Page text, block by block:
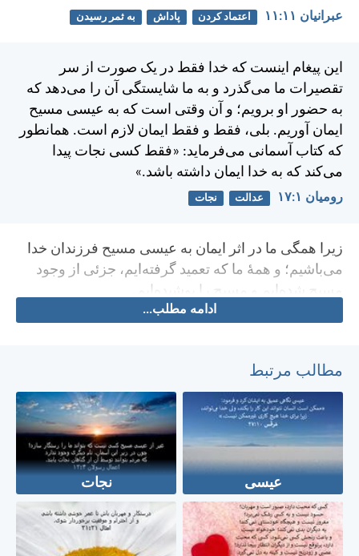
عبرانيان ۱۱:‏۱۱ اعتماد کردن پاداش به ثمر رسیدن
اين پيغام اينست كه خدا فقط در يک صورت از سر
تقصيرات ما می‌گذرد و به ما شايستگی آن را می‌دهد كه
به حضور او برويم؛ و آن وقتی است كه به عيسی مسيح
ايمان آوريم. بلی، فقط و فقط ايمان لازم است. همانطور
كه كتاب آسمانی می‌فرمايد: «فقط كسی نجات پيدا
می‌كند كه به خدا ايمان داشته باشد.»
رومیان ۱:‏۱۷ عدالت نجات
زيرا همگی ما در اثر ايمان به عيسی مسيح فرزندان خدا
می‌باشيم؛ و همهٔ ما كه تعميد گرفته‌ايم، جزئی از وجود
مسيح شده‌ايم و مسيح را پوشيده‌ايم.
ادامه مطلب...
مطالب مرتبط
عیسی نجات